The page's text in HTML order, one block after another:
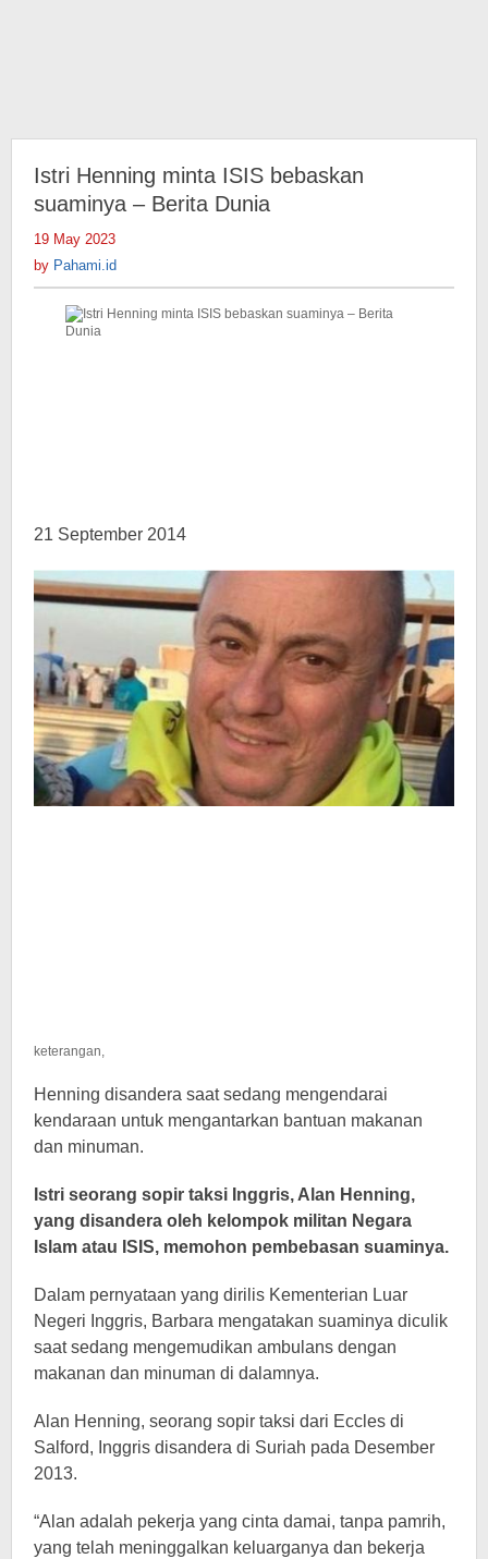
Istri Henning minta ISIS bebaskan
suaminya – Berita Dunia
19 May 2023
by Pahami.id
21 September 2014
keterangan,
Henning disandera saat sedang mengendarai
kendaraan untuk mengantarkan bantuan makanan
dan minuman.
Istri seorang sopir taksi Inggris, Alan Henning,
yang disandera oleh kelompok militan Negara
Islam atau ISIS, memohon pembebasan suaminya.
Dalam pernyataan yang dirilis Kementerian Luar
Negeri Inggris, Barbara mengatakan suaminya diculik
saat sedang mengemudikan ambulans dengan
makanan dan minuman di dalamnya.
Alan Henning, seorang sopir taksi dari Eccles di
Salford, Inggris disandera di Suriah pada Desember
2013.
“Alan adalah pekerja yang cinta damai, tanpa pamrih,
yang telah meninggalkan keluarganya dan bekerja